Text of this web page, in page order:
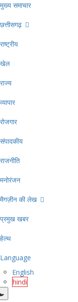
मुख्य समाचार
छत्तीसगढ़
राष्ट्रीय
खेल
राज्य
व्यापार
रोजगार
संपादकीय
राजनीति
मनोरंजन
मैगज़ीन की लेख
प्रमुख खबर
हेल्थ
Language
English
hindi